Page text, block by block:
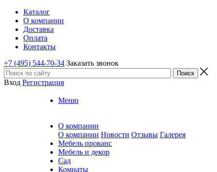
Каталог
О компании
Доставка
Оплата
Контакты
+7 (495) 544-70-34 Заказать звонок
Вход Регистрация
Меню
О компании
О компании Новости Отзывы Галерея
Мебель прованс
Мебель и декор
Сад
Комнаты